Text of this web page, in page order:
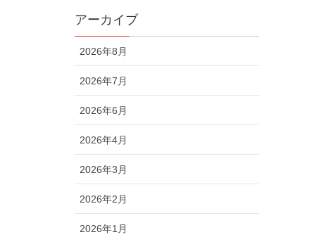
アーカイブ
2026年8月
2026年7月
2026年6月
2026年4月
2026年3月
2026年2月
2026年1月